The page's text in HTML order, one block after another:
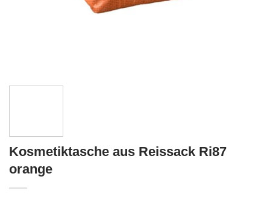
Kosmetiktasche aus Reissack Ri87
orange